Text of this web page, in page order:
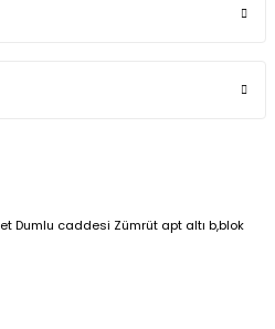
Dumlu caddesi Zümrüt apt altı b,blok